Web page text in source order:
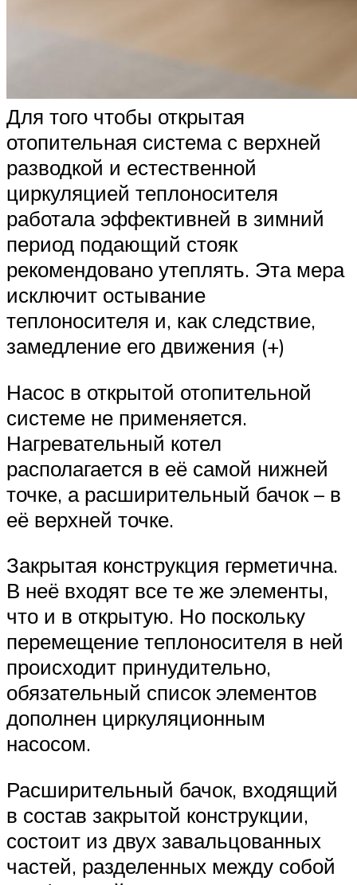
Для того чтобы открытая
отопительная система с верхней
разводкой и естественной
циркуляцией теплоносителя
работала эффективней в зимний
период подающий стояк
рекомендовано утеплять. Эта мера
исключит остывание
теплоносителя и, как следствие,
замедление его движения (+)
Насос в открытой отопительной
системе не применяется.
Нагревательный котел
располагается в её самой нижней
точке, а расширительный бачок – в
её верхней точке.
Закрытая конструкция герметична.
В неё входят все те же элементы,
что и в открытую. Но поскольку
перемещение теплоносителя в ней
происходит принудительно,
обязательный список элементов
дополнен циркуляционным
насосом.
Расширительный бачок, входящий
в состав закрытой конструкции,
состоит из двух завальцованных
частей, разделенных между собой